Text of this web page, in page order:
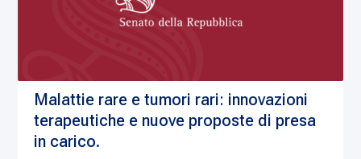
Malattie rare e tumori rari: innovazioni
terapeutiche e nuove proposte di presa
in carico.